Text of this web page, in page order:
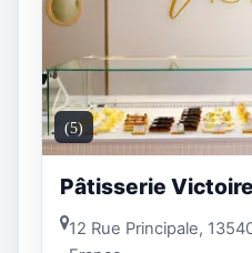
(5)
Pâtisserie Victoire
12 Rue Principale,